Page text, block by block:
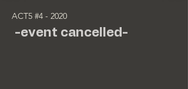
ACT5 #4 - 2020
-event cancelled-